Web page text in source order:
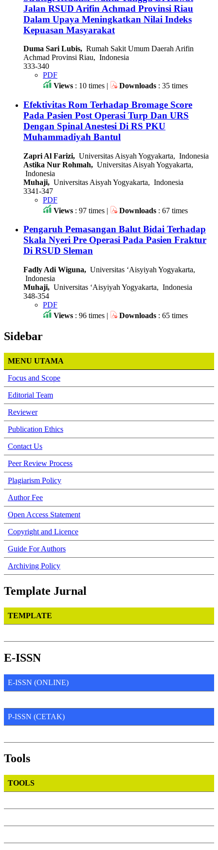
Jalan RSUD Arifin Achmad Provinsi Riau
Dalam Upaya Meningkatkan Nilai Indeks
Kepuasan Masyarakat
Duma Sari Lubis, Rumah Sakit Umum Daerah Arifin
Achmad Provinsi Riau, Indonesia
333-340
PDF
Views : 10 times | Downloads : 35 times
Efektivitas Rom Terhadap Bromage Score
Pada Pasien Post Operasi Turp Dan URS
Dengan Spinal Anestesi Di RS PKU
Muhammadiyah Bantul
Zapri Al Farizi, Universitas Aisyah Yogyakarta, Indonesia
Astika Nur Rohmah, Universitas Aisyah Yogyakarta,
Indonesia
Muhaji, Universitas Aisyah Yogyakarta, Indonesia
3341-347
PDF
Views : 97 times | Downloads : 67 times
Pengaruh Pemasangan Balut Bidai Terhadap
Skala Nyeri Pre Operasi Pada Pasien Fraktur
Di RSUD Sleman
Fadly Adi Wiguna, Universitas ‘Aisyiyah Yogyakarta,
Indonesia
Muhaji, Universitas ‘Aisyiyah Yogyakarta, Indonesia
348-354
PDF
Views : 96 times | Downloads : 65 times
Sidebar
MENU UTAMA
Focus and Scope
Editorial Team
Reviewer
Publication Ethics
Contact Us
Peer Review Process
Plagiarism Policy
Author Fee
Open Access Statement
Copyright and Licence
Guide For Authors
Archiving Policy
Template Jurnal
TEMPLATE
E-ISSN
E-ISSN (ONLINE)
P-ISSN (CETAK)
Tools
TOOLS